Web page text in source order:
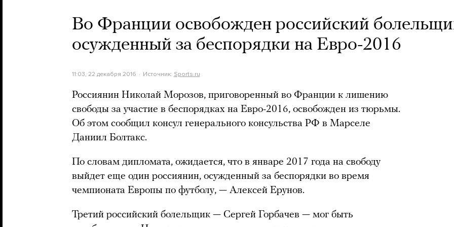
Во Франции освобожден российский
осужденный за беспорядки на Евро-2016
11:03, 22 декабря 2016 Источник: Sports.ru
Россиянин Николай Морозов, приговоренный во Франции к лишению
свободы за участие в беспорядках на Евро-2016, освобожден из тюрьмы.
Об этом сообщил консул генерального консульства РФ в Марселе
Даниил Болтакс.
По словам дипломата, ожидается, что в январе 2017 года на свободу
выйдет еще один россиянин, осужденный за беспорядки во время
чемпионата Европы по футболу, — Алексей Ерунов.
Третий российский болельщик — Сергей Горбачев — мог быть